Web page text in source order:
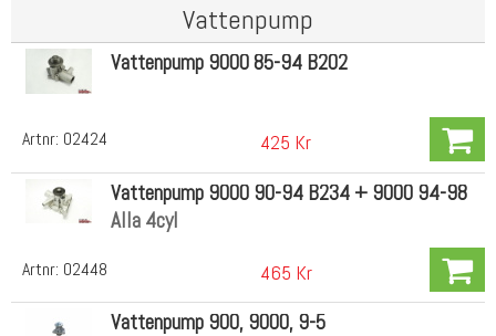
Vattenpump
Artnr: 02424
Vattenpump 9000 85-94 B202
425 Kr
Artnr: 02448
Vattenpump 9000 90-94 B234 + 9000 94-98
Alla 4cyl
465 Kr
Vattenpump 900, 9000, 9-5